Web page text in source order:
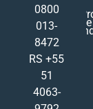
0800
013-
8472
RS +55
51
4063-
de